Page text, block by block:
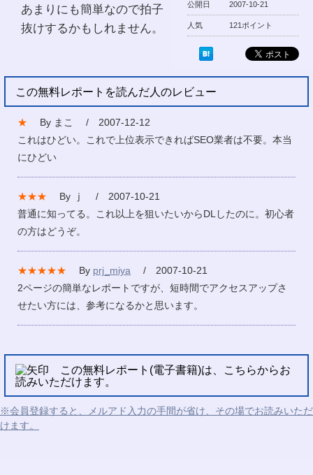
公開日 2007-10-21
人気 121ポイント
あまりにも簡単なので拍子
抜けするかもしれません。
この無料レポートを読んだ人のレビュー
★
By まこ / 2007-12-12
これはひどい。これで上位表示できればSEO業者は不要。本当
にひどい
★★★
By ｊ / 2007-10-21
普通に知ってる。これ以上を狙いたいからDLしたのに。初心者
の方はどうぞ。
★★★★★ By prj_miya
/ 2007-10-21
2ページの簡単なレポートですが、短時間でアクセスアップさ
せたい方には、参考になるかと思います。
この無料レポート(電子書籍)は、こちらからお
読みいただけます。
※会員登録すると、メルアド入力の手間が省け、その場でお読みいただ
けます。